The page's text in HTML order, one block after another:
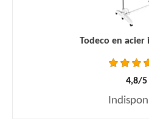
Todeco en acier
4,8/5